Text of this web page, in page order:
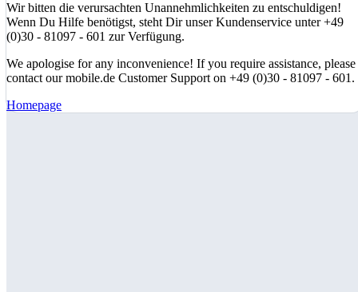
Wir bitten die verursachten Unannehmlichkeiten zu entschuldigen!
Wenn Du Hilfe benötigst, steht Dir unser Kundenservice unter +49
(0)30 - 81097 - 601 zur Verfügung.
We apologise for any inconvenience! If you require assistance, please
contact our mobile.de Customer Support on +49 (0)30 - 81097 - 601.
Homepage